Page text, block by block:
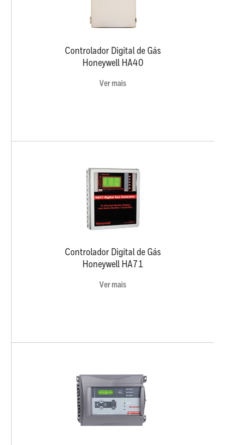
Controlador Digital de Gás
Honeywell HA40
Ver mais
Controlador Digital de Gás
Honeywell HA71
Ver mais